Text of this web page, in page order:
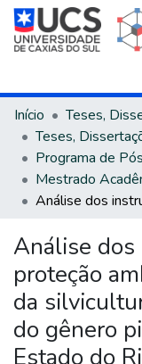
Início
Análise
proteção
da
do gênero
Estado do